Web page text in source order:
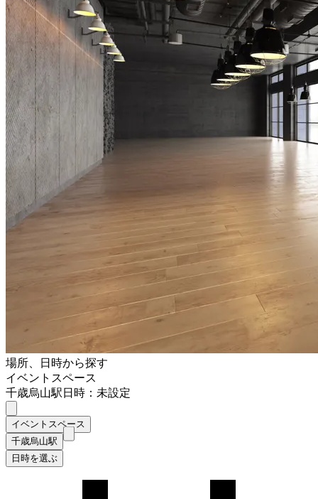
場所、日時から探す
イベントスペース
千歳烏山駅日時：未設定
イベントスペース
千歳烏山駅
日時を選ぶ